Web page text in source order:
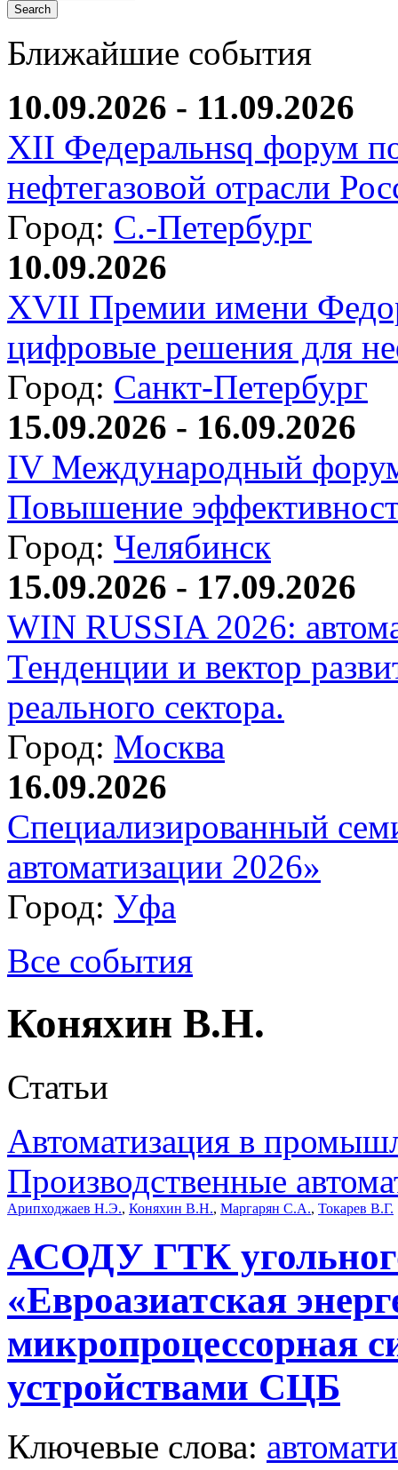
Ближайшие события
10.09.2026 - 11.09.2026
XII Федеральнsq форум
нефтегазовой отрасли
Город: С.-Петербург
10.09.2026
XVII Премии имени
цифровые решения для
Город: Санкт-Петербург
15.09.2026 - 16.09.2026
IV Международный
Повышение
Город: Челябинск
15.09.2026 - 17.09.2026
WIN RUSSIA 2026:
Тенденции и вектор
реального сектора.
Город: Москва
16.09.2026
Специализированный
автоматизации 2026»
Город: Уфа
Все события
Коняхин В.Н.
Статьи
Автоматизация в
Производственные
Арипходжаев Н.Э., Коняхин В.Н., Маргарян С.А., Токарев В.Г.
АСОДУ ГТК
«Евроазиатская
микропроцессорная
устройствами СЦБ
Ключевые слова: